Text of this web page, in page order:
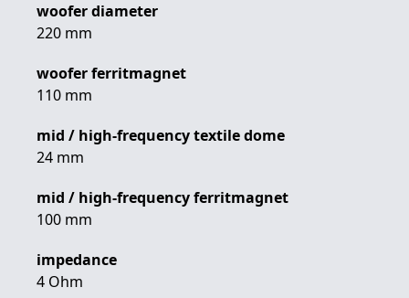
woofer diameter
220 mm
woofer ferritmagnet
110 mm
mid / high-frequency textile dome
24 mm
mid / high-frequency ferritmagnet
100 mm
impedance
4 Ohm